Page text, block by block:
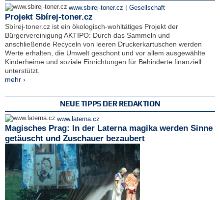
www.sbirej-toner.cz | Gesellschaft
Projekt Sbírej-toner.cz
Sbírej-toner.cz ist ein ökologisch-wohltätiges Projekt der
Bürgervereinigung AKTIPO: Durch das Sammeln und
anschließende Recyceln von leeren Druckerkartuschen werden
Werte erhalten, die Umwelt geschont und vor allem ausgewählte
Kinderheime und soziale Einrichtungen für Behinderte finanziell
unterstützt.
mehr ›
NEUE TIPPS DER REDAKTION
www.laterna.cz
Magisches Prag: In der Laterna magika werden Sinne
getäuscht und Zuschauer bezaubert